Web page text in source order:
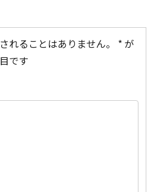
れることはありません。
*が
です